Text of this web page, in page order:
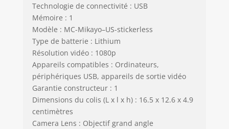
Technologie de connectivité : USB
Mémoire : 1
Modèle : MC-Mikayo–US-stickerless
Type de batterie : Lithium
Résolution vidéo : 1080p
Appareils compatibles : Ordinateurs,
périphériques USB, appareils de sortie vidéo
Garantie constructeur : 1
Dimensions du colis (L x l x h) : 16.5 x 12.6 x 4.9
centimètres
Camera Lens : Objectif grand angle